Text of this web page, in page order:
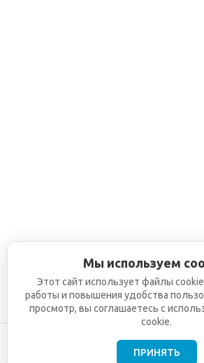
Мы используем
Этот сайт использует файлы
работы и повышения удобства
просмотр, вы соглашаетесь с
cookie.
ПРИНЯТЬ